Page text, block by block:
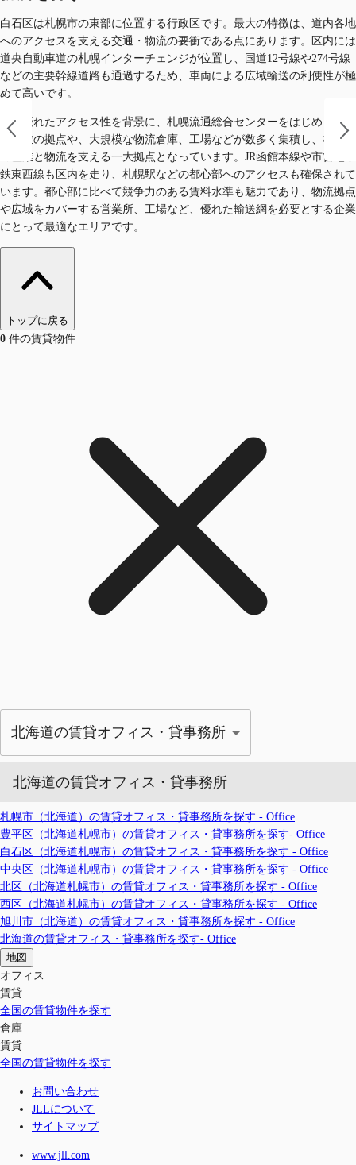
白石区は札幌市の東部に位置する行政区です。最大の特徴は、道内各地
へのアクセスを支える交通・物流の要衝である点にあります。区内には
道央自動車道の札幌インターチェンジが位置し、国道12号線や274号線
などの主要幹線道路も通過するため、車両による広域輸送の利便性が極
めて高いです。
この優れたアクセス性を背景に、札幌流通総合センターをはじめとする
卸売業の拠点や、大規模な物流倉庫、工場などが数多く集積し、札幌市
の産業と物流を支える一大拠点となっています。JR函館本線や市営地下
鉄東西線も区内を走り、札幌駅などの都心部へのアクセスも確保されて
います。都心部に比べて競争力のある賃料水準も魅力であり、物流拠点
や広域をカバーする営業所、工場など、優れた輸送網を必要とする企業
にとって最適なエリアです。
トップに戻る
0 件の賃貸物件
北海道の賃貸オフィス・貸事務所
北海道の賃貸オフィス・貸事務所
札幌市（北海道）の賃貸オフィス・貸事務所を探す - Office
豊平区（北海道札幌市）の賃貸オフィス・貸事務所を探す- Office
白石区（北海道札幌市）の賃貸オフィス・貸事務所を探す - Office
中央区（北海道札幌市）の賃貸オフィス・貸事務所を探す - Office
北区（北海道札幌市）の賃貸オフィス・貸事務所を探す - Office
西区（北海道札幌市）の賃貸オフィス・貸事務所を探す - Office
旭川市（北海道）の賃貸オフィス・貸事務所を探す - Office
北海道の賃貸オフィス・貸事務所を探す- Office
地図
オフィス
賃貸
全国の賃貸物件を探す
倉庫
賃貸
全国の賃貸物件を探す
お問い合わせ
JLLについて
サイトマップ
www.jll.com